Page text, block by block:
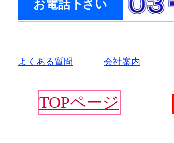
お電話下さい
よくある質問 会社案内
TOPページ